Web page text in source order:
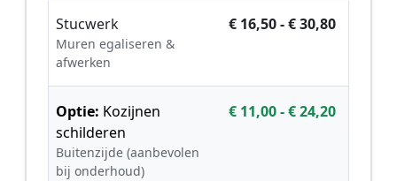
Stucwerk
Muren egaliseren &
afwerken
€ 16,50 - € 30,80
Optie: Kozijnen
schilderen
Buitenzijde (aanbevolen
bij onderhoud)
€ 11,00 - € 24,20